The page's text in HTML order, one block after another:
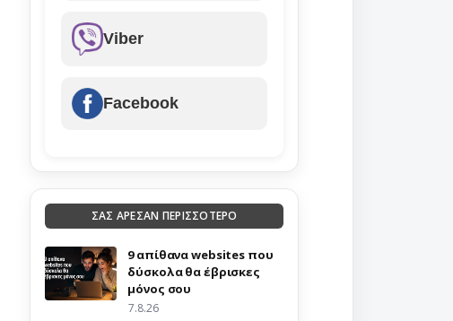
Viber
Facebook
ΣΑΣ ΑΡΕΣΑΝ ΠΕΡΙΣΣΟΤΕΡΟ
9 απίθανα websites που
δύσκολα θα έβρισκες
μόνος σου
7.8.26